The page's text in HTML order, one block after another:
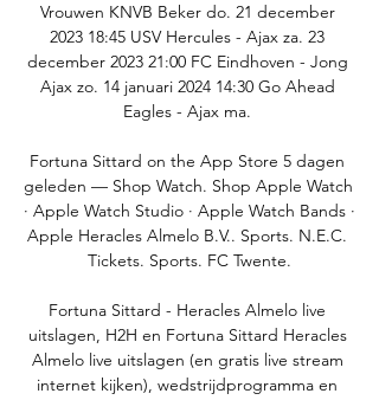
Vrouwen KNVB Beker do. 21 december
2023 18:45 USV Hercules - Ajax za. 23
december 2023 21:00 FC Eindhoven - Jong
Ajax zo. 14 januari 2024 14:30 Go Ahead
Eagles - Ajax ma.
Fortuna Sittard on the App Store 5 dagen
geleden — Shop Watch. Shop Apple Watch
· Apple Watch Studio · Apple Watch Bands ·
Apple Heracles Almelo B.V.. Sports. N.E.C.
Tickets. Sports. FC Twente.
Fortuna Sittard - Heracles Almelo live
uitslagen, H2H en Fortuna Sittard Heracles
Almelo live uitslagen (en gratis live stream
internet kijken), wedstrijdprogramma en